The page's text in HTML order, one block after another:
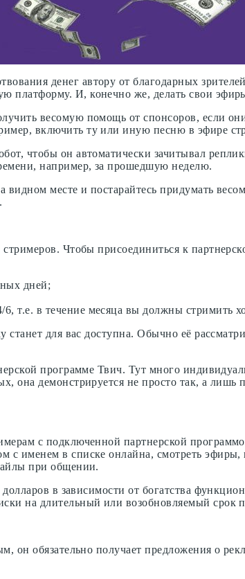
денег автору от благодарных
платформу. И, конечно же, делать свои
весомую помощь от спонсоров, если
включить ту или иную песню в эфире
чтобы он автоматически зачитывал
например, за прошедшую неделю.
видном месте и постарайтесь придумать
Чтобы присоединиться к
дней;
т.е. в течение месяца вы должны стримить
станет для вас доступна. Обычно её
программе Твич. Тут много
она демонстрируется не просто так, а
с подключенной партнерской
с именем в списке онлайна, смотреть
при общении.
в зависимости от богатства
на длительный или возобновляемый срок
он обязательно получает предложения о